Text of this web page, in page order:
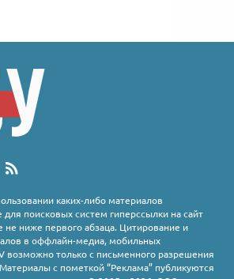
каких-либо материалов
поисковых систем гиперссылки на сайт
не ниже первого абзаца. Цитирование и
в оффлайн-медиа, мобильных
возможно только с письменного разрешения
с пометкой “Реклама” публикуются